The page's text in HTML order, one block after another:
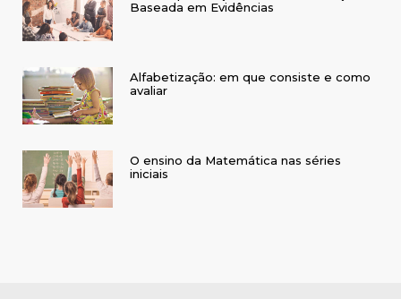
Baseada em Evidências
Alfabetização: em que consiste e como
avaliar
O ensino da Matemática nas séries
iniciais